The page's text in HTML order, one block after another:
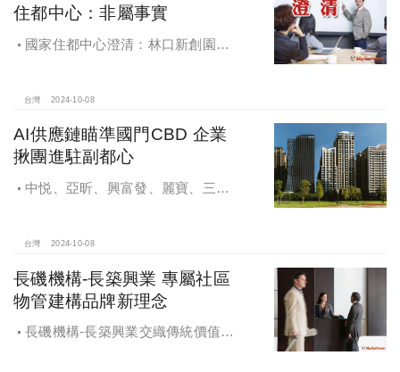
住都中心：非屬事實
國家住都中心澄清：林口新創園秉
台灣 2024-10-08
AI供應鏈瞄準國門CBD 企業
揪團進駐副都心
中悦、亞昕、興富發、麗寶、三發
未來還陸續有超過7萬坪辦公樓面積新
台灣 2024-10-08
長磯機構-長築興業 專屬社區
物管建構品牌新理念
長磯機構-長築興業交織傳統價值與